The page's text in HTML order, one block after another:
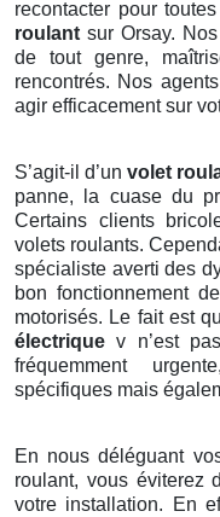
recontacter pour
roulantsur Orsay.
de tout genre,
rencontrés. Nos
agir efficacement sur
S’agit-il d’un volet
panne, la cuase du
Certains clients
volets roulants.
spécialiste averti des
bon fonctionnement
motorisés. Le fait est
électrique v n’est
fréquemment
spécifiques mais
En nous déléguant
roulant, vous éviterez
votre installation. En